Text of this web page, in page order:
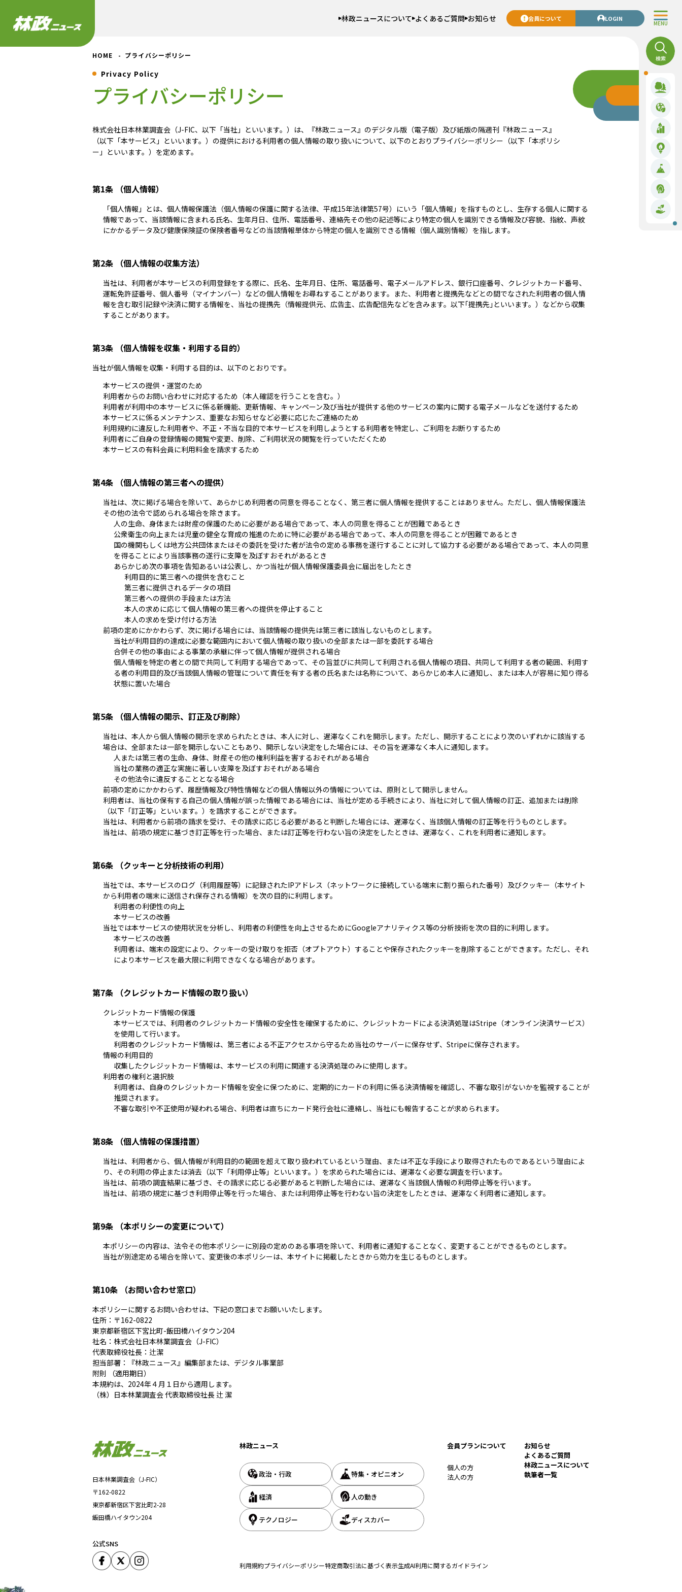
MENU
林政ニュースについて よくあるご質問 お知らせ 会員について LOGIN
HOME プライバシーポリシー
Privacy Policy
プライバシーポリシー
株式会社日本林業調査会（J-FIC、以下「当社」といいます。）は、『林政ニュース』のデジタル版（電子版）及び紙版の隔週刊『林政ニュース』
（以下「本サービス」といいます。）の提供における利用者の個人情報の取り扱いについて、以下のとおりプライバシーポリシー（以下「本ポリシ
ー」といいます。）を定めます。
第1条 （個人情報）
「個人情報」とは、個人情報保護法（個人情報の保護に関する法律、平成15年法律第57号）にいう「個人情報」を指すものとし、生存する個人に関する
情報であって、当該情報に含まれる氏名、生年月日、住所、電話番号、連絡先その他の記述等により特定の個人を識別できる情報及び容貌、指紋、声紋
にかかるデータ及び健康保険証の保険者番号などの当該情報単体から特定の個人を識別できる情報（個人識別情報）を指します。
第2条 （個人情報の収集方法）
当社は、利用者が本サービスの利用登録をする際に、氏名、生年月日、住所、電話番号、電子メールアドレス、銀行口座番号、クレジットカード番号、
運転免許証番号、個人番号（マイナンバー）などの個人情報をお尋ねすることがあります。また、利用者と提携先などとの間でなされた利用者の個人情
報を含む取引記録や決済に関する情報を、当社の提携先（情報提供元、広告主、広告配信先などを含みます。以下｢提携先｣といいます。）などから収集
することがあります。
第3条 （個人情報を収集・利用する目的）
当社が個人情報を収集・利用する目的は、以下のとおりです。
本サービスの提供・運営のため
利用者からのお問い合わせに対応するため（本人確認を行うことを含む。）
利用者が利用中の本サービスに係る新機能、更新情報、キャンペーン及び当社が提供する他のサービスの案内に関する電子メールなどを送付するため
本サービスに係るメンテナンス、重要なお知らせなど必要に応じたご連絡のため
利用規約に違反した利用者や、不正・不当な目的で本サービスを利用しようとする利用者を特定し、ご利用をお断りするため
利用者にご自身の登録情報の閲覧や変更、削除、ご利用状況の閲覧を行っていただくため
本サービスの有料会員に利用料金を請求するため
第4条 （個人情報の第三者への提供）
当社は、次に掲げる場合を除いて、あらかじめ利用者の同意を得ることなく、第三者に個人情報を提供することはありません。ただし、個人情報保護法
その他の法令で認められる場合を除きます。
人の生命、身体または財産の保護のために必要がある場合であって、本人の同意を得ることが困難であるとき
公衆衛生の向上または児童の健全な育成の推進のために特に必要がある場合であって、本人の同意を得ることが困難であるとき
国の機関もしくは地方公共団体またはその委託を受けた者が法令の定める事務を遂行することに対して協力する必要がある場合であって、本人の同意
を得ることにより当該事務の遂行に支障を及ぼすおそれがあるとき
あらかじめ次の事項を告知あるいは公表し、かつ当社が個人情報保護委員会に届出をしたとき
利用目的に第三者への提供を含むこと
第三者に提供されるデータの項目
第三者への提供の手段または方法
本人の求めに応じて個人情報の第三者への提供を停止すること
本人の求めを受け付ける方法
前項の定めにかかわらず、次に掲げる場合には、当該情報の提供先は第三者に該当しないものとします。
当社が利用目的の達成に必要な範囲内において個人情報の取り扱いの全部または一部を委託する場合
合併その他の事由による事業の承継に伴って個人情報が提供される場合
個人情報を特定の者との間で共同して利用する場合であって、その旨並びに共同して利用される個人情報の項目、共同して利用する者の範囲、利用す
る者の利用目的及び当該個人情報の管理について責任を有する者の氏名または名称について、あらかじめ本人に通知し、または本人が容易に知り得る
状態に置いた場合
第5条 （個人情報の開示、訂正及び削除）
当社は、本人から個人情報の開示を求められたときは、本人に対し、遅滞なくこれを開示します。ただし、開示することにより次のいずれかに該当する
場合は、全部または一部を開示しないこともあり、開示しない決定をした場合には、その旨を遅滞なく本人に通知します。
人または第三者の生命、身体、財産その他の権利利益を害するおそれがある場合
当社の業務の適正な実施に著しい支障を及ぼすおそれがある場合
その他法令に違反することとなる場合
前項の定めにかかわらず、履歴情報及び特性情報などの個人情報以外の情報については、原則として開示しません。
利用者は、当社の保有する自己の個人情報が誤った情報である場合には、当社が定める手続きにより、当社に対して個人情報の訂正、追加または削除
（以下「訂正等」といいます。）を請求することができます。
当社は、利用者から前項の請求を受け、その請求に応じる必要があると判断した場合には、遅滞なく、当該個人情報の訂正等を行うものとします。
当社は、前項の規定に基づき訂正等を行った場合、または訂正等を行わない旨の決定をしたときは、遅滞なく、これを利用者に通知します。
第6条 （クッキーと分析技術の利用）
当社では、本サービスのログ（利用履歴等）に記録されたIPアドレス（ネットワークに接続している端末に割り振られた番号）及びクッキー（本サイト
から利用者の端末に送信され保存される情報）を次の目的に利用します。
利用者の利便性の向上
本サービスの改善
当社では本サービスの使用状況を分析し、利用者の利便性を向上させるためにGoogleアナリティクス等の分析技術を次の目的に利用します。
本サービスの改善
利用者は、端末の設定により、クッキーの受け取りを拒否（オプトアウト）することや保存されたクッキーを削除することができます。ただし、それ
により本サービスを最大限に利用できなくなる場合があります。
第7条 （クレジットカード情報の取り扱い）
クレジットカード情報の保護
本サービスでは、利用者のクレジットカード情報の安全性を確保するために、クレジットカードによる決済処理はStripe（オンライン決済サービス）
を使用して行います。
利用者のクレジットカード情報は、第三者による不正アクセスから守るため当社のサーバーに保存せず、Stripeに保存されます。
情報の利用目的
収集したクレジットカード情報は、本サービスの利用に関連する決済処理のみに使用します。
利用者の権利と選択肢
利用者は、自身のクレジットカード情報を安全に保つために、定期的にカードの利用に係る決済情報を確認し、不審な取引がないかを監視することが
推奨されます。
不審な取引や不正使用が疑われる場合、利用者は直ちにカード発行会社に連絡し、当社にも報告することが求められます。
第8条 （個人情報の保護措置）
当社は、利用者から、個人情報が利用目的の範囲を超えて取り扱われているという理由、または不正な手段により取得されたものであるという理由によ
り、その利用の停止または消去（以下「利用停止等」といいます。）を求められた場合には、遅滞なく必要な調査を行います。
当社は、前項の調査結果に基づき、その請求に応じる必要があると判断した場合には、遅滞なく当該個人情報の利用停止等を行います。
当社は、前項の規定に基づき利用停止等を行った場合、または利用停止等を行わない旨の決定をしたときは、遅滞なく利用者に通知します。
第9条 （本ポリシーの変更について）
本ポリシーの内容は、法令その他本ポリシーに別段の定めのある事項を除いて、利用者に通知することなく、変更することができるものとします。
当社が別途定める場合を除いて、変更後の本ポリシーは、本サイトに掲載したときから効力を生じるものとします。
第10条 （お問い合わせ窓口）
本ポリシーに関するお問い合わせは、下記の窓口までお願いいたします。
住所：〒162-0822
東京都新宿区下宮比町-飯田橋ハイタウン204
社名：株式会社日本林業調査会（J-FIC）
代表取締役社長：辻潔
担当部署：『林政ニュース』編集部または、デジタル事業部
附則 （適用期日）
本規約は、2024年４月１日から適用します。
（株）日本林業調査会 代表取締役社長 辻 潔
日本林業調査会（J-FIC）
〒162-0822
東京都新宿区下宮比町2-28
飯田橋ハイタウン204
公式SNS
林政ニュース
政治・行政 特集・オピニオン
経済 人の動き
テクノロジー ディスカバー
会員プランについて
個人の方
法人の方
お知らせ
よくあるご質問
林政ニュースについて
執筆者一覧
利用規約プライバシーポリシー特定商取引法に基づく表示生成AI利用に関するガイドライン